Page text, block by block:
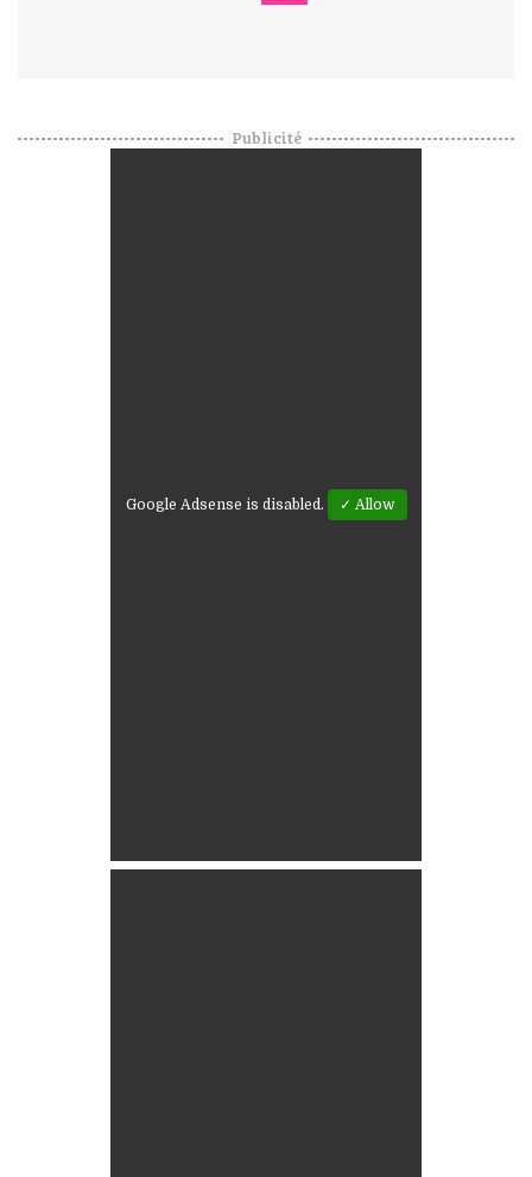
Publicité
Google Adsense is disabled. ✓ Allow